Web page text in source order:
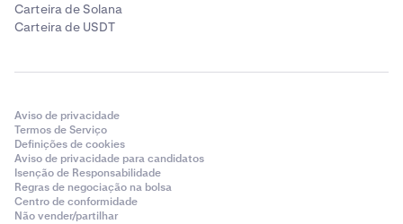
Carteira de Solana
Carteira de USDT
Aviso de privacidade
Termos de Serviço
Definições de cookies
Aviso de privacidade para candidatos
Isenção de Responsabilidade
Regras de negociação na bolsa
Centro de conformidade
Não vender/partilhar